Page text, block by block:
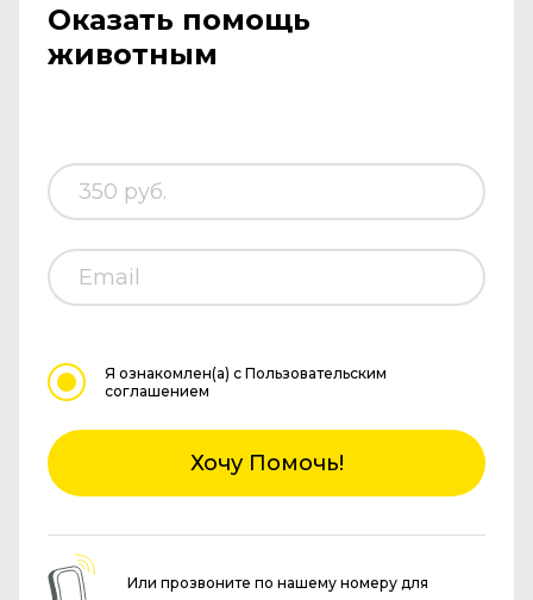
Оказать помощь
животным
Я ознакомлен(а) с Пользовательским
соглашением
Хочу Помочь!
Или прозвоните по нашему номеру для